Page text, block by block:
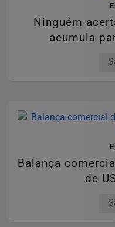
Ninguém
acumula
Balança
de